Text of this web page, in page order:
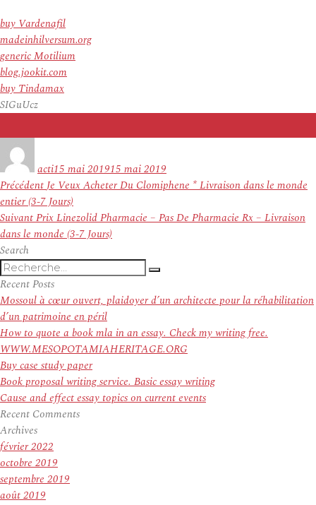
buy Vardenafil
madeinhilversum.org
generic Motilium
blog.jookit.com
buy Tindamax
SIGuUcz
actile
15 mai 201915 mai 2019
Navigation
de
l’article
Précédent Article
précédent :
Je Veux Acheter Du Clomiphene * Livraison dans le monde
entier (3-7 Jours)
SuivantArticle
suivant :
Prix Linezolid Pharmacie – Pas De Pharmacie Rx – Livraison
dans le monde (3-7 Jours)
Search
Recherche
pour
:
Recherche
Recent Posts
Mossoul à cœur ouvert, plaidoyer d’un architecte pour la réhabilitation
d’un patrimoine en péril
How to quote a book mla in an essay. Check my writing free.
WWW.MESOPOTAMIAHERITAGE.ORG
Buy case study paper
Book proposal writing service. Basic essay writing
Cause and effect essay topics on current events
Recent Comments
Archives
février 2022
octobre 2019
septembre 2019
août 2019